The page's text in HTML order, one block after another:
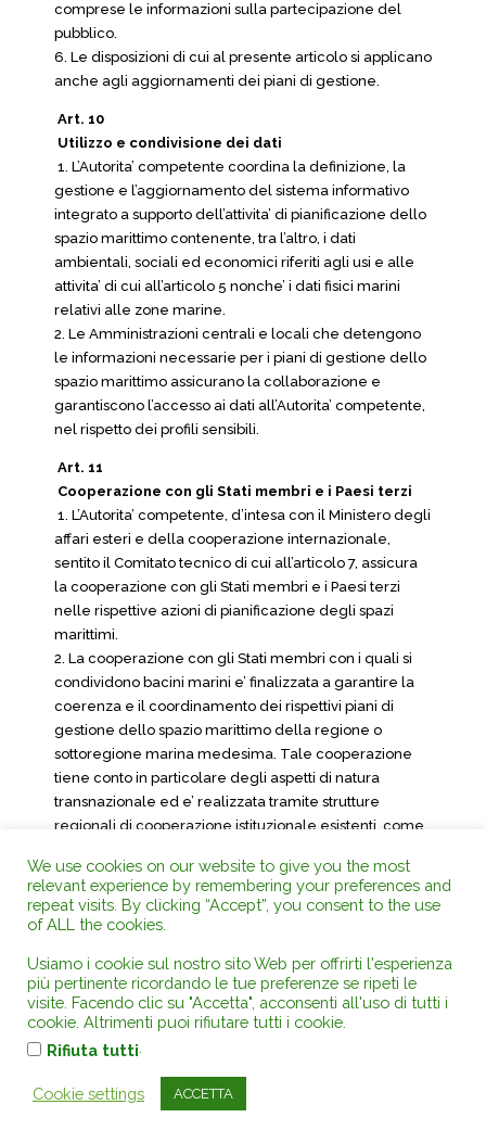
comprese le informazioni sulla partecipazione del
pubblico.
6. Le disposizioni di cui al presente articolo si applicano
anche agli aggiornamenti dei piani di gestione.
Art. 10
Utilizzo e condivisione dei dati
1. L’Autorita’ competente coordina la definizione, la
gestione e l’aggiornamento del sistema informativo
integrato a supporto dell’attivita’ di pianificazione dello
spazio marittimo contenente, tra l’altro, i dati
ambientali, sociali ed economici riferiti agli usi e alle
attivita’ di cui all’articolo 5 nonche’ i dati fisici marini
relativi alle zone marine.
2. Le Amministrazioni centrali e locali che detengono
le informazioni necessarie per i piani di gestione dello
spazio marittimo assicurano la collaborazione e
garantiscono l’accesso ai dati all’Autorita’ competente,
nel rispetto dei profili sensibili.
Art. 11
Cooperazione con gli Stati membri e i Paesi terzi
1. L’Autorita’ competente, d’intesa con il Ministero degli
affari esteri e della cooperazione internazionale,
sentito il Comitato tecnico di cui all’articolo 7, assicura
la cooperazione con gli Stati membri e i Paesi terzi
nelle rispettive azioni di pianificazione degli spazi
marittimi.
2. La cooperazione con gli Stati membri con i quali si
condividono bacini marini e’ finalizzata a garantire la
coerenza e il coordinamento dei rispettivi piani di
gestione dello spazio marittimo della regione o
sottoregione marina medesima. Tale cooperazione
tiene conto in particolare degli aspetti di natura
transnazionale ed e’ realizzata tramite strutture
regionali di cooperazione istituzionale esistenti, come
autorita’ competenti degli Stati membri o altri metodi
che rispondano ai requisiti di cui al primo periodo,
come nel caso nel quadro di strategie per i bacini
3. La cooperazione con i Paesi terzi di cui al comma 1
e’ svolta in conformita’ del diritto e delle convenzioni
internazionali, anche utilizzando le sedi internazionali
e la cooperazione istituzionale regionale.
Clausola di invarianza finanziaria
We use cookies on our website to give you the most
relevant experience by remembering your preferences and
repeat visits. By clicking “Accept”, you consent to the use
of ALL the cookies.
Usiamo i cookie sul nostro sito Web per offrirti l'esperienza
più pertinente ricordando le tue preferenze se ripeti le
visite. Facendo clic su "Accetta", acconsenti all'uso di tutti i
cookie. Altrimenti puoi rifiutare tutti i cookie.
Rifiuta tutti
Cookie settings ACCETTA